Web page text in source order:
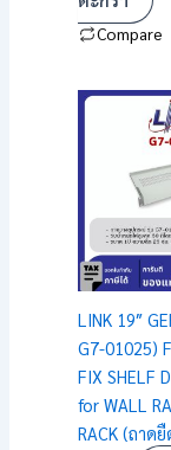
Compare
LINK 19″
G7-01025)
FIX SHELF
for WALL
RACK (ถาด